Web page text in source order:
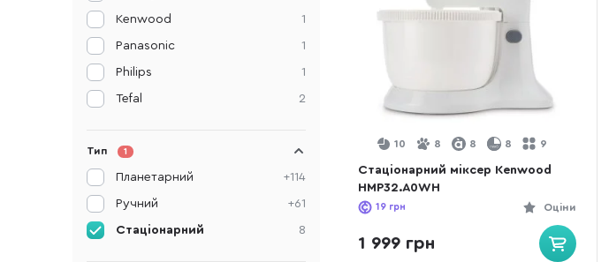
10 8 8 8 9
Стаціонарний міксер Kenwood
HMP32.A0WH
Оціни
19 грн
1 999 грн
1
Kenwood
1
Panasonic
1
Philips
2
Tefal
Тип 1
+114
Планетарний
+61
Ручний
8
Стаціонарний